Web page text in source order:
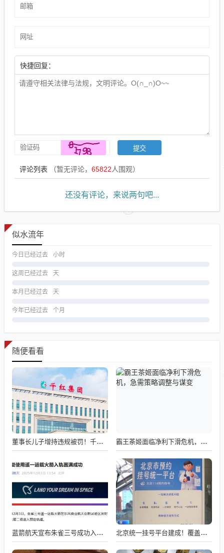
快捷回复：
评论列表 （暂无评论， 65822人围观）
还没有评论，来说两句吧...
似水流年
今日已经过去 小时
这周已经过去 天
本月已经过去 天
今年已经过去 个月
随便看看
董事长儿子增持违规被罚！千红制药市值128亿，半年净赚2.58亿却踩雷信托5年 霸王茶姬面临净利下滑危机，急需策略调整与谋变
蓝箭航天宣布朱雀三号成功入轨，技术突破五大项，深入排查回收失败原因 北京统一挂号平台建成！覆盖近300家二三甲医院号源